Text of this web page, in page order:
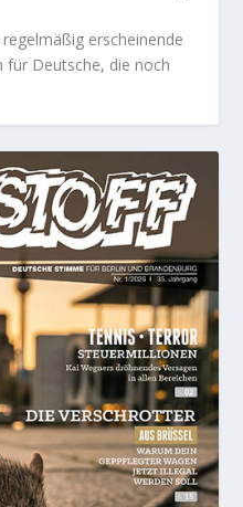
erscheinende
für Deutsche, die noch